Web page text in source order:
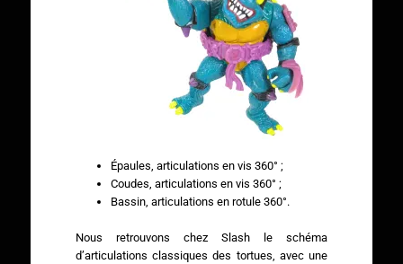
Épaules, articulations en vis 360° ;
Coudes, articulations en vis 360° ;
Bassin, articulations en rotule 360°.
Nous retrouvons chez Slash le schéma
d’articulations classiques des tortues, avec une